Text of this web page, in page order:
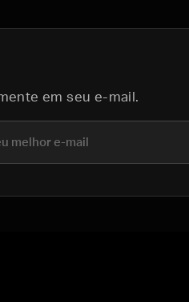
em seu e-mail.